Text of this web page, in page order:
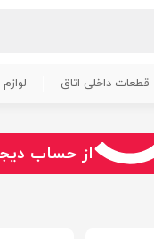
قطعات داخلی اتاق
از حساب